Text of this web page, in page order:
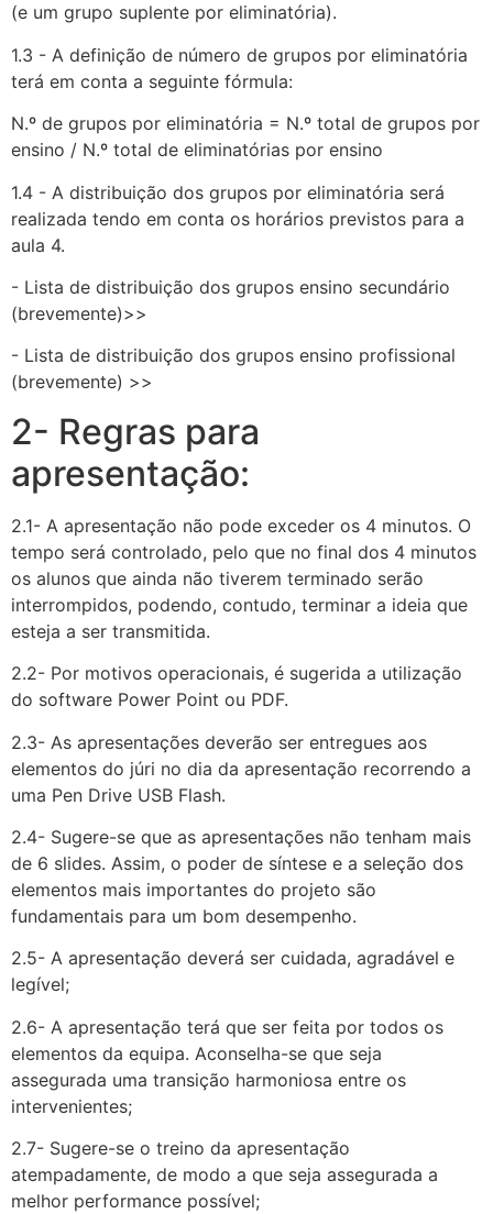
(e um grupo suplente por eliminatória).
1.3 - A definição de número de grupos por eliminatória
terá em conta a seguinte fórmula:
N.º de grupos por eliminatória = N.º total de grupos por
ensino / N.º total de eliminatórias por ensino
1.4 - A distribuição dos grupos por eliminatória será
realizada tendo em conta os horários previstos para a
aula 4.
- Lista de distribuição dos grupos ensino secundário
(brevemente)>>
- Lista de distribuição dos grupos ensino profissional
(brevemente) >>
2- Regras para
apresentação:
2.1- A apresentação não pode exceder os 4 minutos. O
tempo será controlado, pelo que no final dos 4 minutos
os alunos que ainda não tiverem terminado serão
interrompidos, podendo, contudo, terminar a ideia que
esteja a ser transmitida.
2.2- Por motivos operacionais, é sugerida a utilização
do software Power Point ou PDF.
2.3- As apresentações deverão ser entregues aos
elementos do júri no dia da apresentação recorrendo a
uma Pen Drive USB Flash.
2.4- Sugere-se que as apresentações não tenham mais
de 6 slides. Assim, o poder de síntese e a seleção dos
elementos mais importantes do projeto são
fundamentais para um bom desempenho.
2.5- A apresentação deverá ser cuidada, agradável e
legível;
2.6- A apresentação terá que ser feita por todos os
elementos da equipa. Aconselha-se que seja
assegurada uma transição harmoniosa entre os
intervenientes;
2.7- Sugere-se o treino da apresentação
atempadamente, de modo a que seja assegurada a
melhor performance possível;